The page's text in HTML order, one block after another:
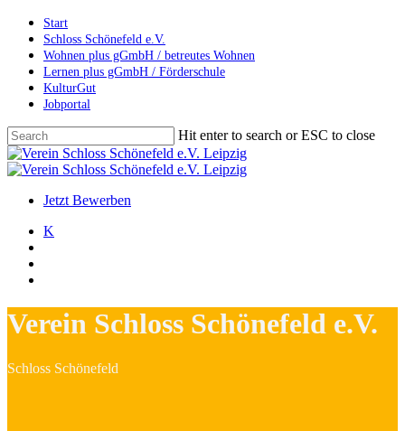
Skip
main
content
Start
Schloss Schönefeld e.V.
Wohnen plus gGmbH / betreutes Wohnen
Lernen plus gGmbH / Förderschule
KulturGut
Jobportal
Hit enter to search or ESC to close
Close
Search
search
account
Menu
Jetzt Bewerben
K
Verein Schloss Schönefeld e.V.
Schloss Schönefeld